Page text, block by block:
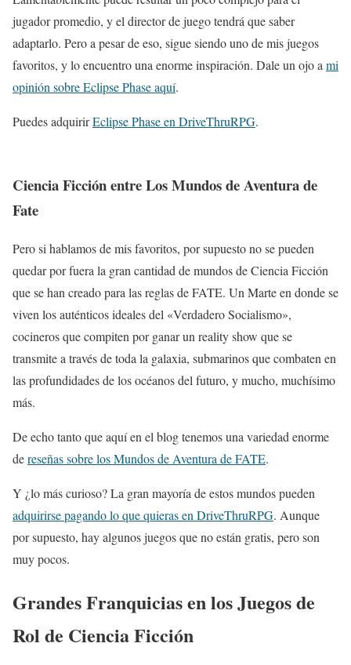
jugador promedio, y el director de juego tendrá que saber
adaptarlo. Pero a pesar de eso, sigue siendo uno de mis juegos
favoritos, y lo encuentro una enorme inspiración. Dale un ojo ami
opinión sobre Eclipse Phase aquí.
Puedes adquirirEclipse Phase en DriveThruRPG.
Ciencia Ficción entre Los Mundos de Aventura de
Fate
Pero si hablamos de mis favoritos, por supuesto no se pueden
quedar por fuera la gran cantidad de mundos de Ciencia Ficción
que se han creado para las reglas de FATE. Un Marte en donde se
viven los auténticos ideales del «Verdadero Socialismo»,
cocineros que compiten por ganar un reality show que se
transmite a través de toda la galaxia, submarinos que combaten en
las profundidades de los océanos del futuro, y mucho, muchísimo
más.
De echo tanto que aquí en el blog tenemos una variedad enorme
dereseñas sobre los Mundos de Aventura de FATE.
Y ¿lo más curioso? La gran mayoría de estos mundos pueden
adquirirse pagando lo que quieras en DriveThruRPG. Aunque
por supuesto, hay algunos juegos que no están gratis, pero son
muy pocos.
Grandes Franquicias en los Juegos de
Rol de Ciencia Ficción